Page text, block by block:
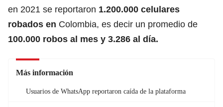
en 2021 se reportaron 1.200.000 celulares
robados en Colombia, es decir un promedio de
100.000 robos al mes y 3.286 al día.
Más información
Usuarios de WhatsApp reportaron caída de la plataforma